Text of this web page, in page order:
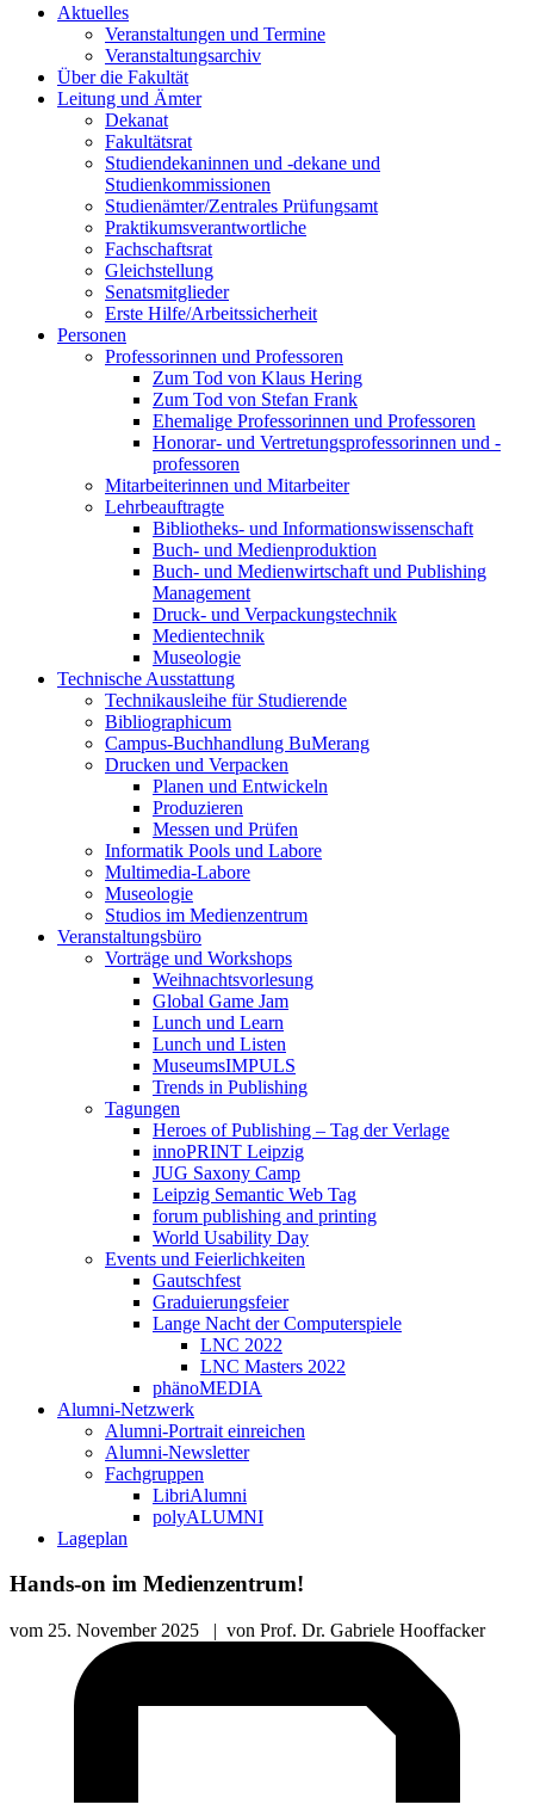
Aktuelles
Veranstaltungen und Termine
Veranstaltungsarchiv
Über die Fakultät
Leitung und Ämter
Dekanat
Fakultätsrat
Studiendekaninnen und -dekane und
Studienkommissionen
Studienämter/Zentrales Prüfungsamt
Praktikumsverantwortliche
Fachschaftsrat
Gleichstellung
Senatsmitglieder
Erste Hilfe/Arbeitssicherheit
Personen
Professorinnen und Professoren
Zum Tod von Klaus Hering
Zum Tod von Stefan Frank
Ehemalige Professorinnen und Professoren
Honorar- und Vertretungsprofessorinnen und -
professoren
Mitarbeiterinnen und Mitarbeiter
Lehrbeauftragte
Bibliotheks- und Informationswissenschaft
Buch- und Medienproduktion
Buch- und Medienwirtschaft und Publishing
Management
Druck- und Verpackungstechnik
Medientechnik
Museologie
Technische Ausstattung
Technikausleihe für Studierende
Bibliographicum
Campus-Buchhandlung BuMerang
Drucken und Verpacken
Planen und Entwickeln
Produzieren
Messen und Prüfen
Informatik Pools und Labore
Multimedia-Labore
Museologie
Studios im Medienzentrum
Veranstaltungsbüro
Vorträge und Workshops
Weihnachtsvorlesung
Global Game Jam
Lunch und Learn
Lunch und Listen
MuseumsIMPULS
Trends in Publishing
Tagungen
Heroes of Publishing – Tag der Verlage
innoPRINT Leipzig
JUG Saxony Camp
Leipzig Semantic Web Tag
forum publishing and printing
World Usability Day
Events und Feierlichkeiten
Gautschfest
Graduierungsfeier
Lange Nacht der Computerspiele
LNC 2022
LNC Masters 2022
phänoMEDIA
Alumni-Netzwerk
Alumni-Portrait einreichen
Alumni-Newsletter
Fachgruppen
LibriAlumni
polyALUMNI
Lageplan
Hands-on im Medienzentrum!
vom 25. November 2025 | von Prof. Dr. Gabriele Hooffacker